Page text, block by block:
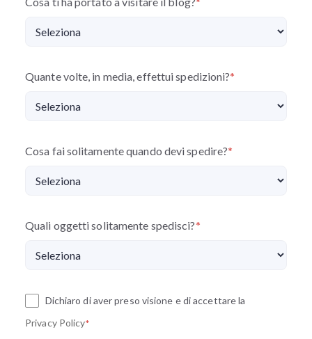
Quante volte, in media, effettui spedizioni?*
Cosa fai solitamente quando devi spedire?*
Quali oggetti solitamente spedisci?*
Dichiaro di aver preso visione e di accettare la
Privacy Policy*